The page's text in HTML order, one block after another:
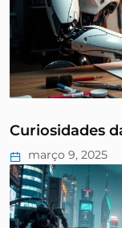
Curiosidades
março 9, 2025